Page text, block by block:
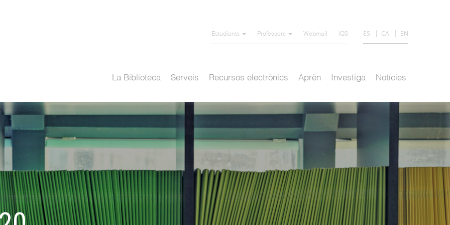
Estudiants Professors Webmail IQS ES CA EN
La Biblioteca Serveis Recursos electrònics Aprèn Investiga Notícies